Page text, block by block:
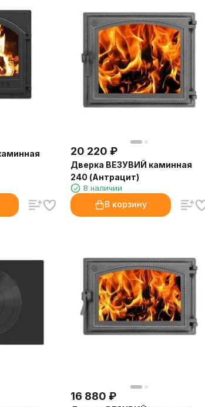
20 220 ₽
Дверка ВЕЗУВИЙ каминная
240 (Антрацит)
В наличии
В корзину
16 880 ₽